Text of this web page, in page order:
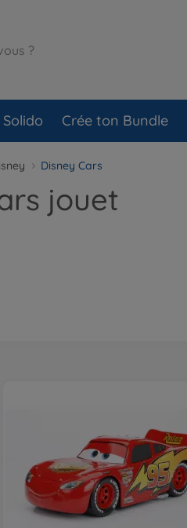
Solido Crée ton Bundle
Disney Cars
jouet